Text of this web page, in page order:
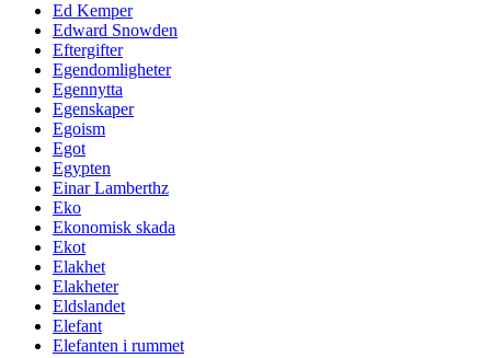
Ed Kemper
Edward Snowden
Eftergifter
Egendomligheter
Egennytta
Egenskaper
Egoism
Egot
Egypten
Einar Lamberthz
Eko
Ekonomisk skada
Ekot
Elakhet
Elakheter
Eldslandet
Elefant
Elefanten i rummet